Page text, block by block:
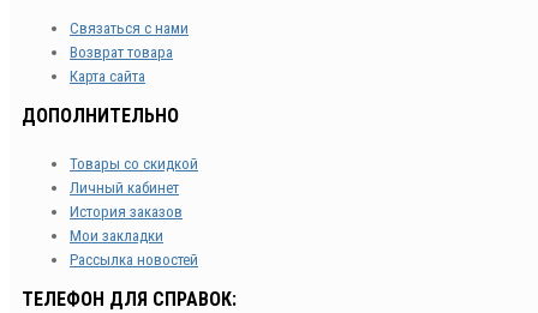
Связаться с нами
Возврат товара
Карта сайта
ДОПОЛНИТЕЛЬНО
Товары со скидкой
Личный кабинет
История заказов
Мои закладки
Рассылка новостей
ТЕЛЕФОН ДЛЯ СПРАВОК: